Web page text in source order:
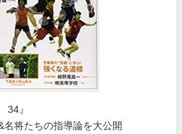
34』
将たちの指導論を大公開